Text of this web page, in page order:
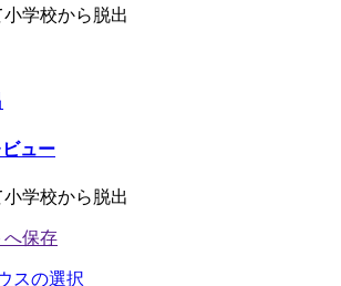
学校から脱出
ビュー
学校から脱出